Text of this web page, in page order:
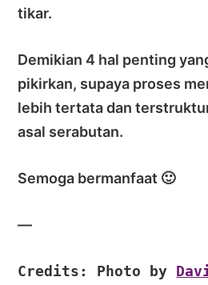
tikar.
Demikian 4 hal penting
pikirkan, supaya proses
lebih tertata dan
asal serabutan.
Semoga bermanfaat 🙂
—
Credits: Photo by